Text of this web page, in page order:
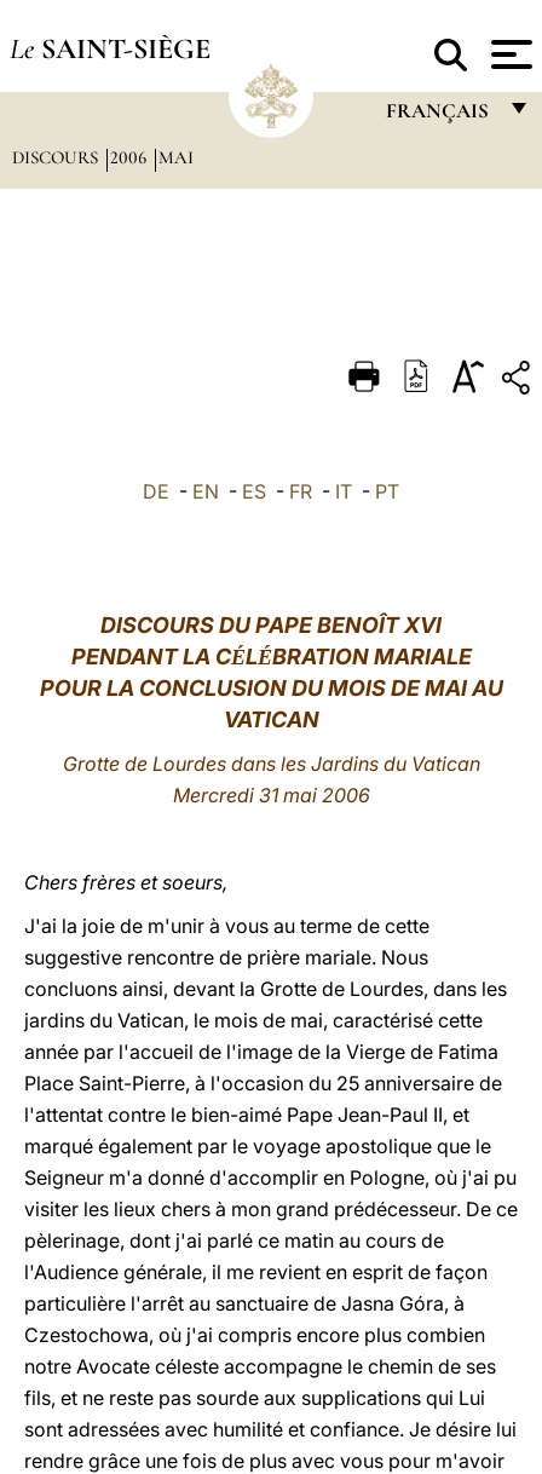
Le SAINT-SIÈGE
FRANÇAIS
DEUTSCH
العربيّة
DISCOURS 2006 MAI
DE - EN - ES - FR - IT - PT
DISCOURS DU PAPE BENOÎT XVI
PENDANT LA CÉLÉBRATION MARIALE
POUR LA CONCLUSION DU MOIS DE MAI AU
VATICAN
Grotte de Lourdes dans les Jardins du Vatican
Mercredi 31 mai 2006
Chers frères et soeurs,
J'ai la joie de m'unir à vous au terme de cette
suggestive rencontre de prière mariale. Nous
concluons ainsi, devant la Grotte de Lourdes, dans les
jardins du Vatican, le mois de mai, caractérisé cette
année par l'accueil de l'image de la Vierge de Fatima
Place Saint-Pierre, à l'occasion du 25 anniversaire de
l'attentat contre le bien-aimé Pape Jean-Paul II, et
marqué également par le voyage apostolique que le
Seigneur m'a donné d'accomplir en Pologne, où j'ai pu
visiter les lieux chers à mon grand prédécesseur. De ce
pèlerinage, dont j'ai parlé ce matin au cours de
l'Audience générale, il me revient en esprit de façon
particulière l'arrêt au sanctuaire de Jasna Góra, à
Czestochowa, où j'ai compris encore plus combien
notre Avocate céleste accompagne le chemin de ses
fils, et ne reste pas sourde aux supplications qui Lui
sont adressées avec humilité et confiance. Je désire lui
rendre grâce une fois de plus avec vous pour m'avoir